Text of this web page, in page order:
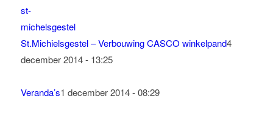
St.Michielsgestel – Verbouwing CASCO winkelpand4
december 2014 - 13:25
Veranda’s1 december 2014 - 08:29